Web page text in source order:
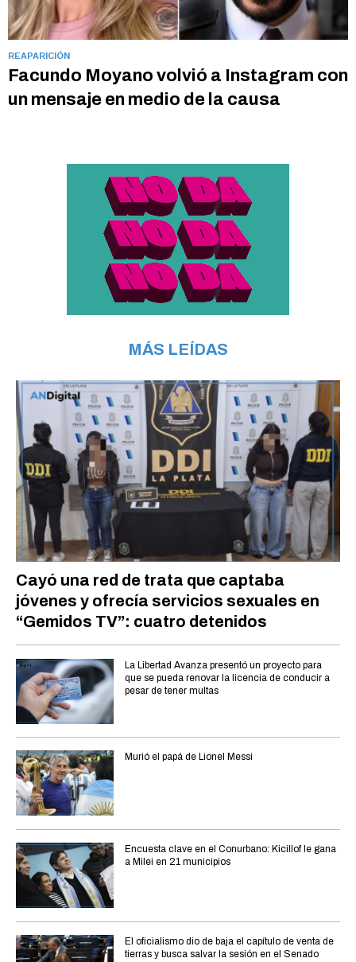
REAPARICIÓN
Facundo Moyano volvió a Instagram con
un mensaje en medio de la causa
MÁS LEÍDAS
Cayó una red de trata que captaba
jóvenes y ofrecía servicios sexuales en
“Gemidos TV”: cuatro detenidos
La Libertad Avanza presentó un proyecto para
que se pueda renovar la licencia de conducir a
pesar de tener multas
Murió el papá de Lionel Messi
Encuesta clave en el Conurbano: Kicillof le gana
a Milei en 21 municipios
El oficialismo dio de baja el capítulo de venta de
tierras y busca salvar la sesión en el Senado